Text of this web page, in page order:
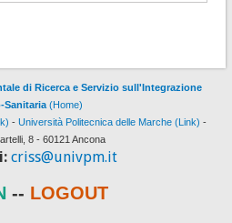
di Ricerca e Servizio sull'Integrazione
Sanitaria (Home)
- Università Politecnica delle Marche (Link) -
8 - 60121 Ancona
criss@univpm.it
-- LOGOUT